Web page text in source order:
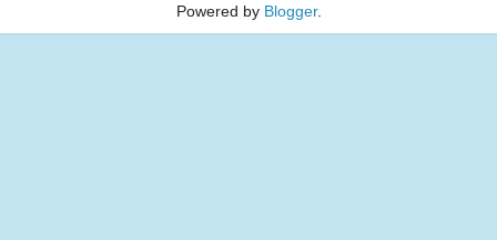
Powered by Blogger.